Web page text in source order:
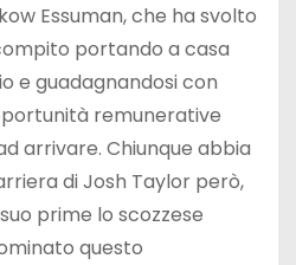
Essuman, che ha svolto
portando a casa
e guadagnandosi con
remunerative
arrivare. Chiunque abbia
di Josh Taylor però,
prime lo scozzese
questo